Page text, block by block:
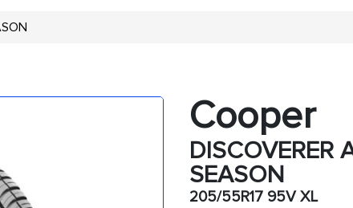
Cooper
DISCOVERER
SEASON
205/55R17 95V XL